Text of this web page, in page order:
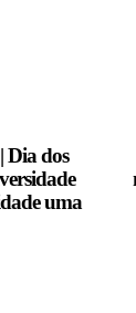
Dia dos
uma